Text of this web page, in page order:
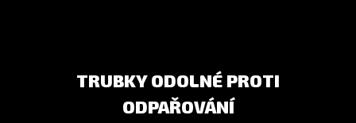
TRUBKY ODOLNÉ PROTI
ODPAŘOVÁNÍ